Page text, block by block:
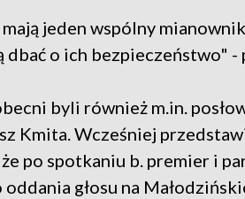
jeden wspólny
dbać o ich bezpieczeństwo"
byli również m.in.
Kmita. Wcześniej
po spotkaniu b. premier i
oddania głosu na